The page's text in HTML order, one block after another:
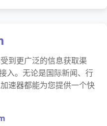
到更广泛的信息获取渠
入。无论是国际新闻、行
速器都能为您提供一个快